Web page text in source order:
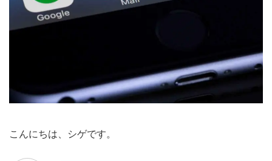
こんにちは、シゲです。